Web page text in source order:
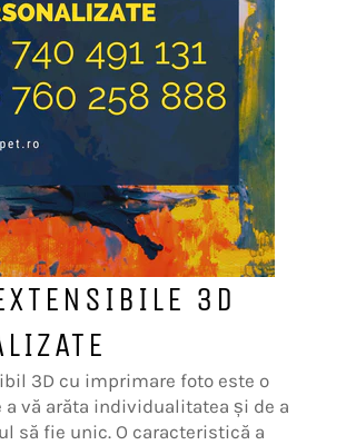
3D
3D cu imprimare foto este o
a vă arăta individualitatea și de a
să fie unic. O caracteristică a